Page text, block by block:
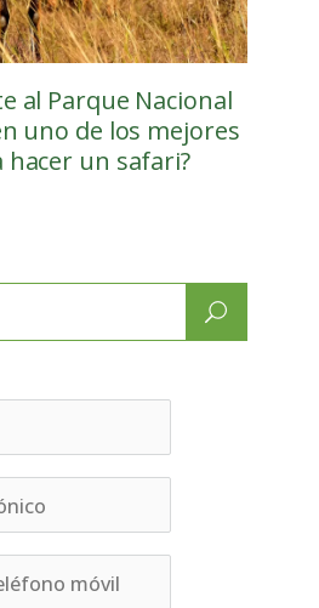
al Parque Nacional
uno de los mejores
un safari?